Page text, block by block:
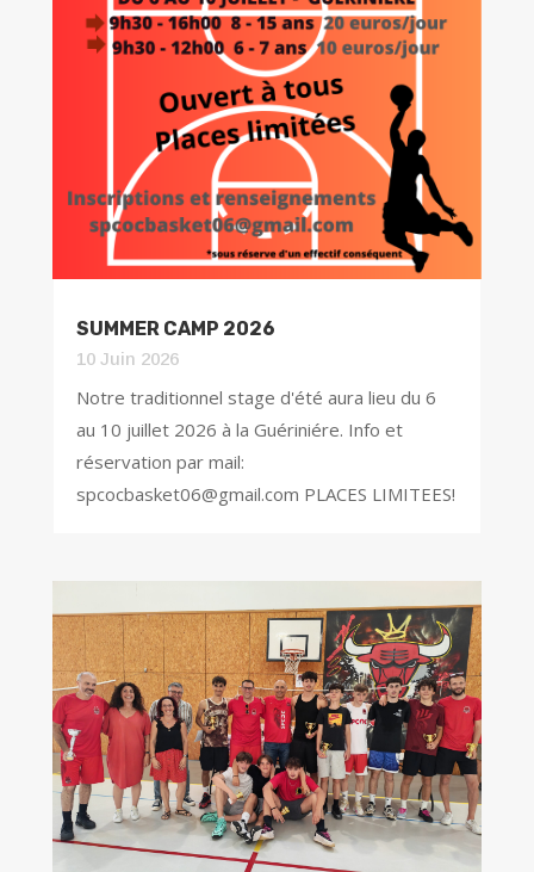
SUMMER CAMP 2026
10 Juin 2026
Notre traditionnel stage d'été aura lieu du 6
au 10 juillet 2026 à la Guériniére. Info et
réservation par mail:
spcocbasket06@gmail.com PLACES LIMITEES!